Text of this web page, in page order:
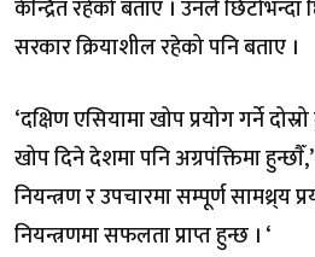
केन्द्रित रहेको बताए । उनले छिटोभन्दा
सरकार क्रियाशील रहेको पनि बताए ।
‘दक्षिण एसियामा खोप प्रयोग गर्ने
खोप दिने देशमा पनि अग्रपंक्तिमा
नियन्त्रण र उपचारमा सम्पूर्ण सामथ्र्य
नियन्त्रणमा सफलता प्राप्त हुन्छ । ‘